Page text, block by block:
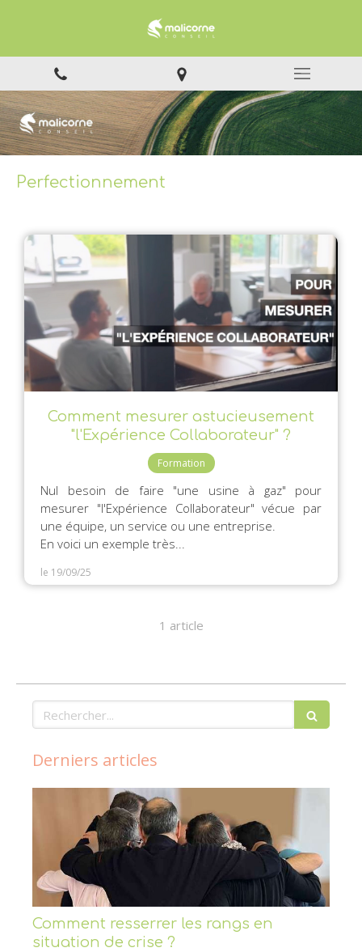
Perfectionnement
Comment mesurer astucieusement
"l'Expérience Collaborateur" ?
Formation
Nul besoin de faire "une usine à gaz" pour
mesurer "l'Expérience Collaborateur" vécue par
une équipe, un service ou une entreprise.
En voici un exemple très...
le 19/09/25
1 article
Rechercher
Derniers articles
Comment resserrer les rangs en
situation de crise ?